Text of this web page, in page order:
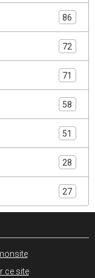
86
72
71
58
51
28
27
ce site